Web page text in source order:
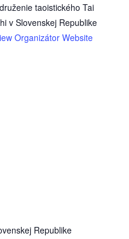
Republike
taoistického Tai
v Slovenskej Republike
Organizátor Website